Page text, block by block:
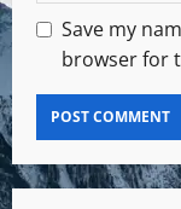
Save my
browser for